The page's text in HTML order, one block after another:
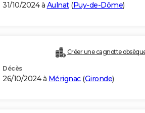
31/10/2024 à Aulnat(Puy-de-Dôme)
Créer une cagnotte
Décès
26/10/2024 à Mérignac(Gironde)